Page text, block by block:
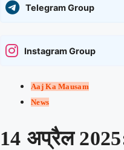
Telegram Group
Instagram Group
Aaj Ka Mausam
News
14 अप्रैल